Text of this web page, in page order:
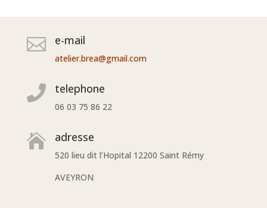
 e-mail
atelier.brea@gmail.com
 telephone
06 03 75 86 22
 adresse
520 lieu dit l’Hopital 12200 Saint Rémy
AVEYRON